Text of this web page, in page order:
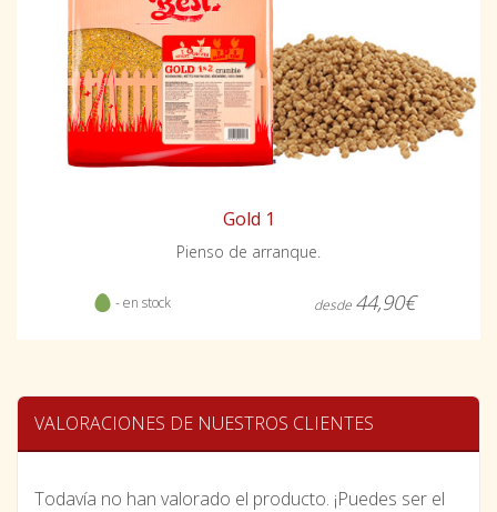
Gold 1
Pienso de arranque.
- en stock desde 44,90€
VALORACIONES DE NUESTROS CLIENTES
Todavía no han valorado el producto. ¡Puedes ser el